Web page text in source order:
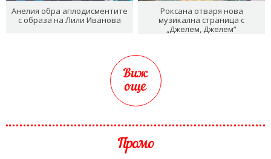
Анелия обра аплодисментите
с образа на Лили Иванова
Роксана отваря нова
музикална страница с
„Джелем, Джелем“
Виж
още
Промо